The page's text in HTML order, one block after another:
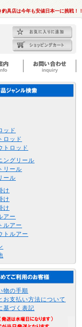
具店は今年も安値日本一に挑戦！！
ッド
ロッド
トロッド
ングリール
リール
ール
け
け
け
アー
ルアー
トルアー
物の手順
お支払い方法について
基づく表記